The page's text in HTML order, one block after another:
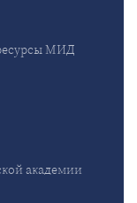
МИД
академии